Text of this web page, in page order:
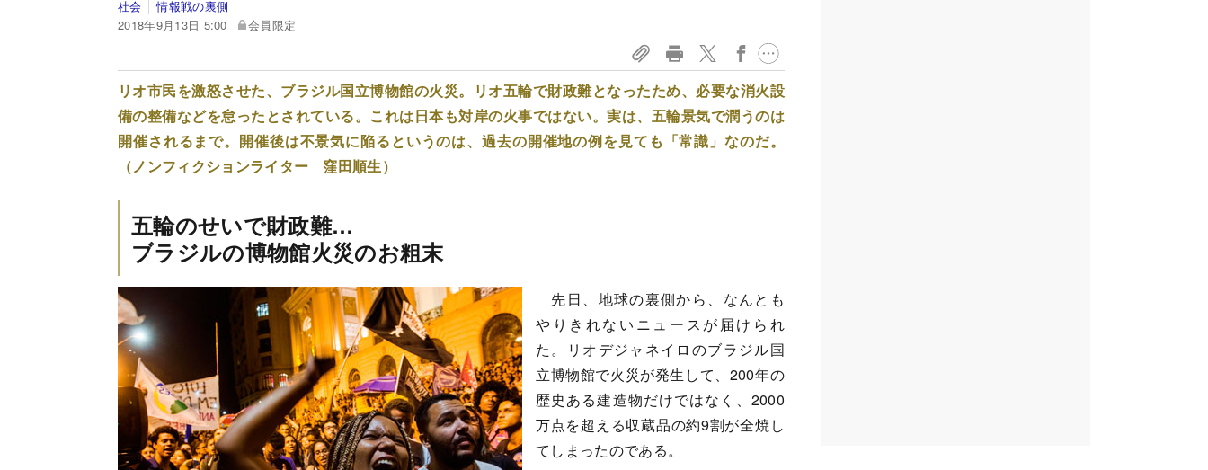
社会
情報戦の裏側
2018年9月13日 5:00
会員限定
リオ市民を激怒させた、ブラジル国立博物館の火災。リオ五輪で財政難となったため、必要な消火設
備の整備などを怠ったとされている。これは日本も対岸の火事ではない。実は、五輪景気で潤うのは
開催されるまで。開催後は不景気に陥るというのは、過去の開催地の例を見ても「常識」なのだ。
（ノンフィクションライター 窪田順生）
五輪のせいで財政難…
ブラジルの博物館火災のお粗末
先日、地球の裏側から、なんとも
やりきれないニュースが届けられ
た。リオデジャネイロのブラジル国
立博物館で火災が発生して、200年の
歴史ある建造物だけではなく、2000
万点を超える収蔵品の約9割が全焼し
てしまったのである。